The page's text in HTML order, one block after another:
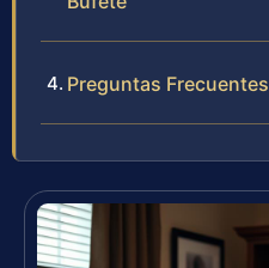
Preguntas Frecuentes